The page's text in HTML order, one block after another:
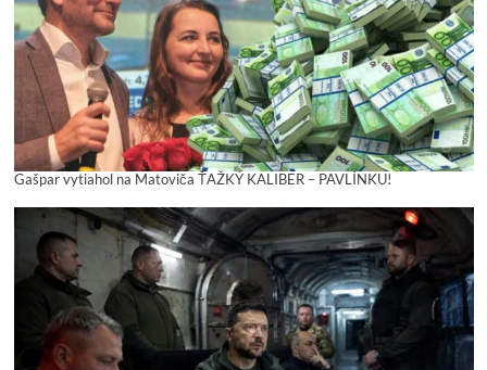
Gašpar vytiahol na Matoviča ŤAŽKÝ KALIBER – PAVLÍNKU!